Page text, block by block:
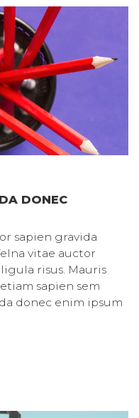
DONEC
sapien gravida
vitae auctor
risus. Mauris
sapien sem
donec enim ipsum